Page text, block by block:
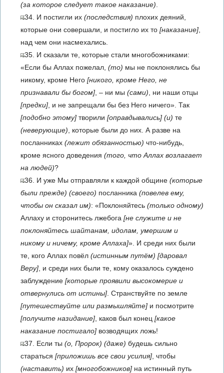
(за которое следует такое наказание)
34. И постигли их (последствия) плохих деяний,
которые они совершали, и постигло их то [наказание]
над чем они насмехались.
35. И сказали те, которые стали многобожниками:
«Если бы Аллах пожелал, (то) мы не поклонялись бы
никому, кроме Него [никого, кроме Него, не
признавали бы богом] , – ни мы (сами) , ни наши отцы
[предки] , и не запрещали бы без Него ничего». Так
[подобно этому] творили [оправдывались] (и) те
(неверующие) , которые были до них. А разве на
посланниках (лежит обязанностью) что-нибудь,
кроме ясного доведения (того, что Аллах возлагает
на людей)?
36. И уже Мы отправляли к каждой общине (которые
были прежде) (своего) посланника (повелев ему,
чтобы он сказал им): «Поклоняйтесь (только одному)
Аллаху и сторонитесь лжебога [не служите и не
поклоняйтесь шайтанам, идолам, умершим и
никому и ничему, кроме Аллаха]». И среди них были
те, кого Аллах повёл (истинным путём) [даровал
Веру] , и среди них были те, кому оказалось суждено
заблуждение [которые проявили высокомерие и
отвернулись от истины] . Странствуйте по земле
[путешествуйте или размышляйте] и посмотрите
[получите назидание] , каков был конец [какое
наказание постигало] возводящих ложь!
37. Если ты (о, Пророк) (даже) будешь сильно
стараться [приложишь все свои усилия] , чтобы
(наставить) их [многобожников] на истинный путь